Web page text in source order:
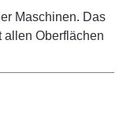
Maschinen. Das
allen Oberflächen